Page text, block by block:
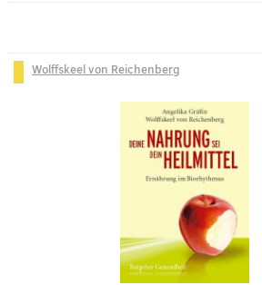
Wolffskeel von Reichenberg